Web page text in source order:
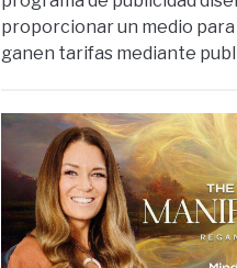
proporcionar un medio
ganen tarifas mediante